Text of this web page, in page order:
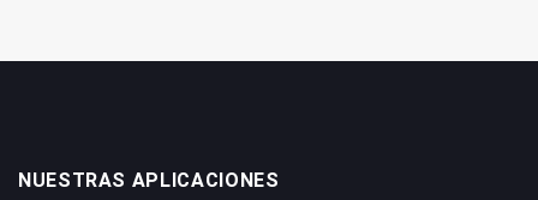
NUESTRAS APLICACIONES